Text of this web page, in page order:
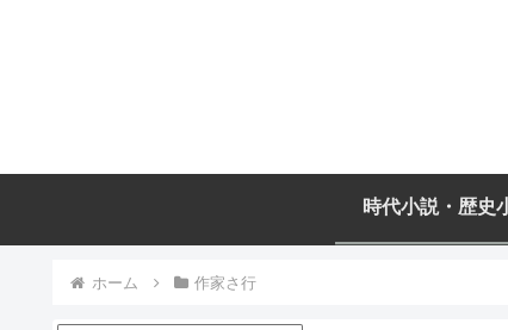
時代小説・歴史
ホーム 作家さ行